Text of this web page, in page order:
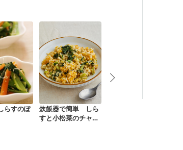
らすのぽ
炊飯器で簡単 しら
すと小松菜のチャー